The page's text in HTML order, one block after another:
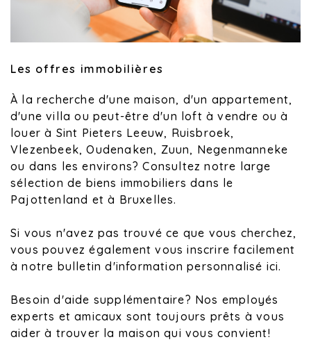
Les offres immobilières
À la recherche d'une maison, d'un appartement,
d'une villa ou peut-être d'un loft à vendre ou à
louer à Sint Pieters Leeuw, Ruisbroek,
Vlezenbeek, Oudenaken, Zuun, Negenmanneke
ou dans les environs? Consultez notre large
sélection de biens immobiliers dans le
Pajottenland et à Bruxelles.
Si vous n'avez pas trouvé ce que vous cherchez,
vous pouvez également vous inscrire facilement
à notre bulletin d'information personnalisé ici.
Besoin d'aide supplémentaire? Nos employés
experts et amicaux sont toujours prêts à vous
aider à trouver la maison qui vous convient!